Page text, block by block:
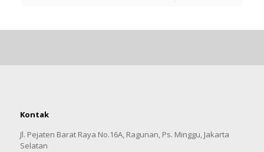
Kontak
Jl. Pejaten Barat Raya No.16A, Ragunan, Ps. Minggu, Jakarta
Selatan